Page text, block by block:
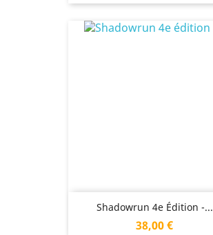
Shadowrun 4e Édition -...
Prix
38,00 €